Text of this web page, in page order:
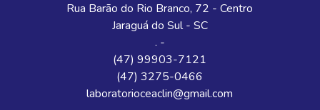
Rua Barão do Rio Branco, 72 - Centro
Jaraguá do Sul- SC
. -
(47) 99903-7121
(47) 3275-0466
laboratorioceaclin@gmail.com